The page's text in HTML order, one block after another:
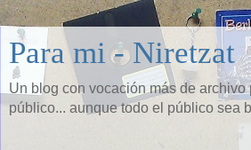
Para mi - Niretzat
Un blog con vocación más de archivo
público... aunque todo el público sea